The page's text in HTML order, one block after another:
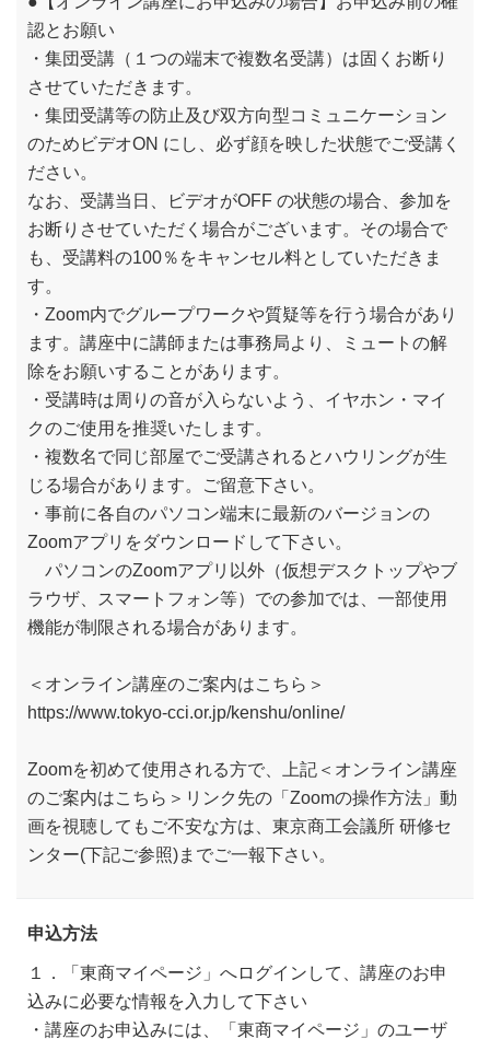
認とお願い
・集団受講（１つの端末で複数名受講）は固くお断り
させていただきます。
・集団受講等の防止及び双方向型コミュニケーション
のためビデオON にし、必ず顔を映した状態でご受講く
ださい。
なお、受講当日、ビデオがOFF の状態の場合、参加を
お断りさせていただく場合がございます。その場合で
も、受講料の100％をキャンセル料としていただきま
す。
・Zoom内でグループワークや質疑等を行う場合があり
ます。講座中に講師または事務局より、ミュートの解
除をお願いすることがあります。
・受講時は周りの音が入らないよう、イヤホン・マイ
クのご使用を推奨いたします。
・複数名で同じ部屋でご受講されるとハウリングが生
じる場合があります。ご留意下さい。
・事前に各自のパソコン端末に最新のバージョンの
Zoomアプリをダウンロードして下さい。
パソコンのZoomアプリ以外（仮想デスクトップやブ
ラウザ、スマートフォン等）での参加では、一部使用
機能が制限される場合があります。
＜オンライン講座のご案内はこちら＞
https://www.tokyo-cci.or.jp/kenshu/online/
Zoomを初めて使用される方で、上記＜オンライン講座
のご案内はこちら＞リンク先の「Zoomの操作方法」動
画を視聴してもご不安な方は、東京商工会議所 研修セ
ンター(下記ご参照)までご一報下さい。
申込方法
１．「東商マイページ」へログインして、講座のお申
込みに必要な情報を入力して下さい
・講座のお申込みには、「東商マイページ」のユーザ